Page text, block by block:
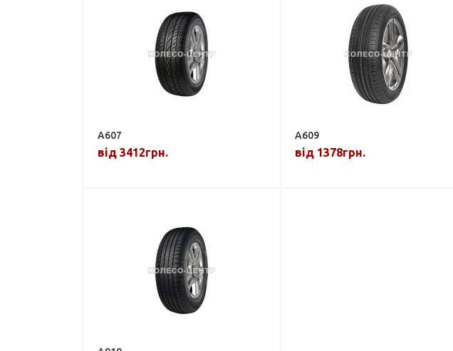
A607
від 3412грн.
A609
від 1378грн.